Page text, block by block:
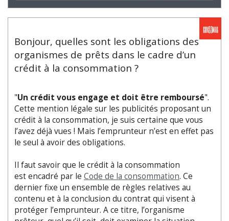
Bonjour, quelles sont les obligations des
organismes de prêts dans le cadre d’un
crédit à la consommation ?
"Un crédit vous engage et doit être remboursé".
Cette mention légale sur les publicités proposant un
crédit à la consommation, je suis certaine que vous
l’avez déjà vues ! Mais l’emprunteur n’est en effet pas
le seul à avoir des obligations.
Il faut savoir que le crédit à la consommation
est encadré par le Code de la consommation. Ce
dernier fixe un ensemble de règles relatives au
contenu et à la conclusion du contrat qui visent à
protéger l’emprunteur. A ce titre, l’organisme